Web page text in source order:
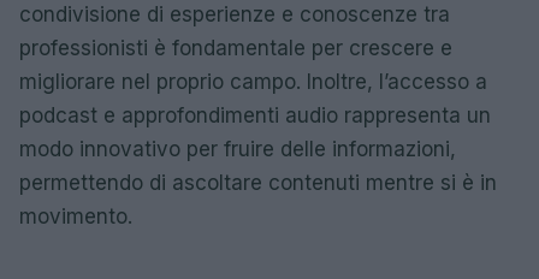
condivisione di esperienze e conoscenze tra
professionisti è fondamentale per crescere e
migliorare nel proprio campo. Inoltre, l’accesso a
podcast e approfondimenti audio rappresenta un
modo innovativo per fruire delle informazioni,
permettendo di ascoltare contenuti mentre si è in
movimento.